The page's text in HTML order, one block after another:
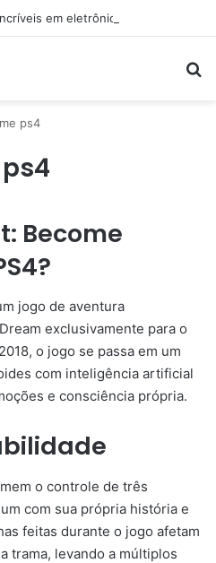
em eletrônicos
ps4
Become
jogo de aventura
exclusivamente para o
o jogo se passa em um
com inteligência artificial
e consciência própria.
o controle de três
com sua própria história e
feitas durante o jogo afetam
trama, levando a múltiplos